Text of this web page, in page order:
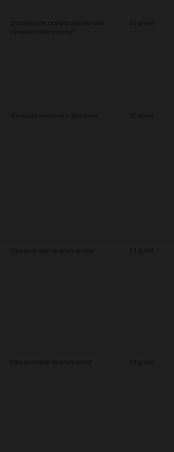
Дуплексное сканирование вен
нижних конечностей
30 дней
Функция внешнего дыхания 30 дней
Клинический анализ крови 14 дней
Клинический анализ мочи 14 дней